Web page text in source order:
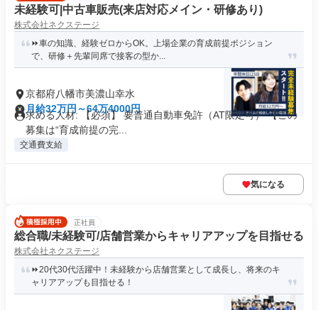
未経験可|中古車販売(来店対応メイン・研修あり)
株式会社ネクステージ
⏩️車の知識、経験ゼロからOK。上場企業の育成前提ポジション
で、研修＋先輩同席で接客の型か...
京都府八幡市美濃山幸水
月給32万円～64万4000円
求める人材: 【必須】 要普通自動車免許（AT限定可） 【この
募集は“育成前提の完...
交通費支給
気になる
正社員
総合職/未経験可/店舗営業からキャリアアップを目指せる
株式会社ネクステージ
⏩️20代30代活躍中！未経験から店舗営業として成長し、将来のキ
ャリアアップも目指せる！